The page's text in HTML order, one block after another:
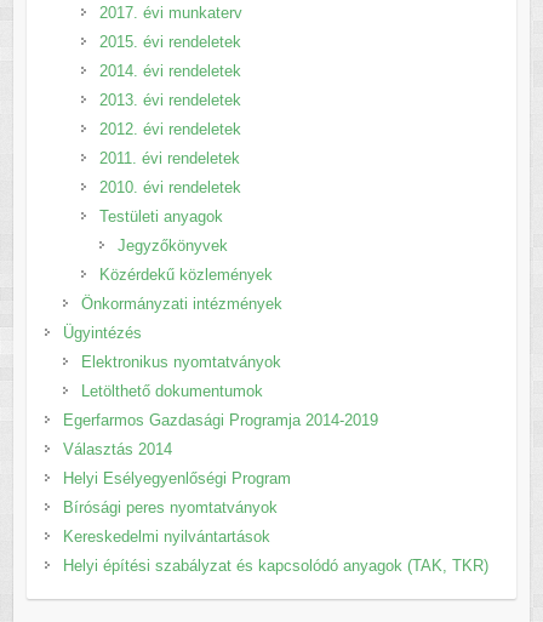
2017. évi munkaterv
2015. évi rendeletek
2014. évi rendeletek
2013. évi rendeletek
2012. évi rendeletek
2011. évi rendeletek
2010. évi rendeletek
Testületi anyagok
Jegyzőkönyvek
Közérdekű közlemények
Önkormányzati intézmények
Ügyintézés
Elektronikus nyomtatványok
Letölthető dokumentumok
Egerfarmos Gazdasági Programja 2014-2019
Választás 2014
Helyi Esélyegyenlőségi Program
Bírósági peres nyomtatványok
Kereskedelmi nyilvántartások
Helyi építési szabályzat és kapcsolódó anyagok (TAK, TKR)